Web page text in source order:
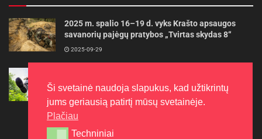
2025 m. spalio 16–19 d. vyks Krašto apsaugos
savanorių pajėgų pratybos „Tvirtas skydas 8“
2025-09-29
ilgiau
2022-06-27
Ši svetainė naudoja slapukus, kad užtikrintų
jums geriausią patirtį mūsų svetainėje.
Plačiau
Techniniai
Techniniai